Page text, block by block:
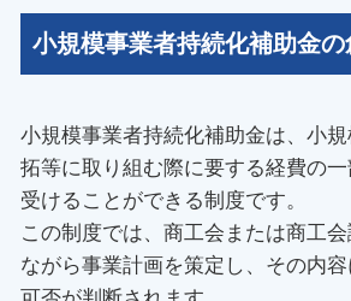
小規模事業者持続化補助金
小規模事業者持続化補助金は、小
拓等に取り組む際に要する経費の
受けることができる制度です。
この制度では、商工会または商工
ながら事業計画を策定し、その内